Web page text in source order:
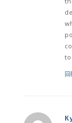
回